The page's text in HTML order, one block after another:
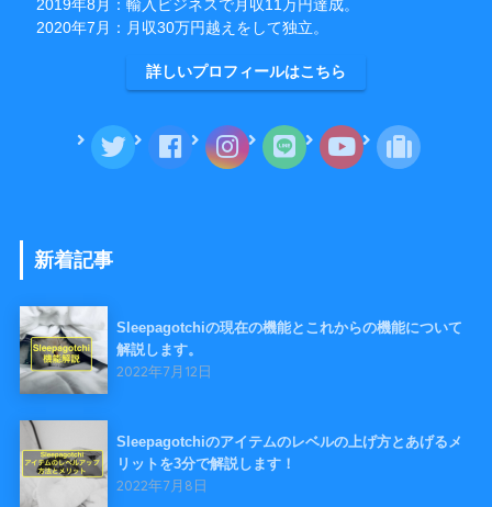
2019年8月：輸入ビジネスで月収11万円達成。
2020年7月：月収30万円越えをして独立。
詳しいプロフィールはこちら
新着記事
Sleepagotchiの現在の機能とこれからの機能について
解説します。
2022年7月12日
Sleepagotchiのアイテムのレベルの上げ方とあげるメ
リットを3分で解説します！
2022年7月8日